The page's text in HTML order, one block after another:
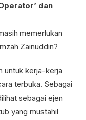
dan
memerlukan
Zainuddin?
untuk kerja-kerja
terbuka. Sebagai
sebagai ejen
yang mustahil